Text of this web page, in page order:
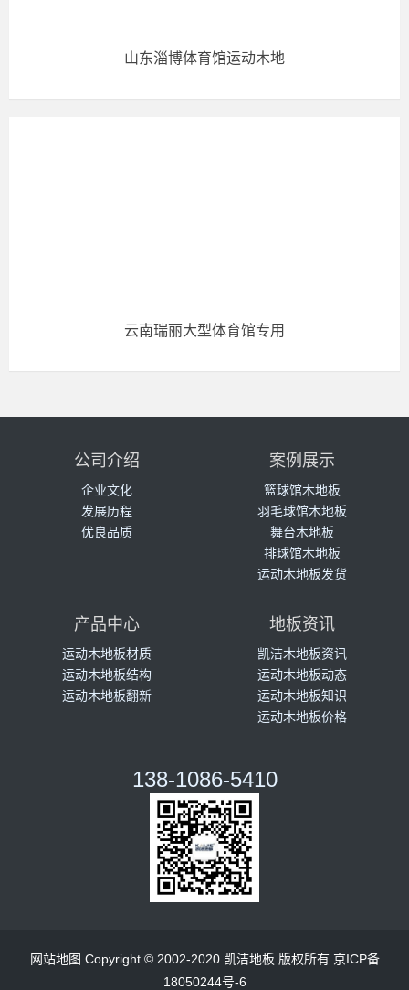
山东淄博体育馆运动木地
云南瑞丽大型体育馆专用
公司介绍
企业文化
发展历程
优良品质
案例展示
篮球馆木地板
羽毛球馆木地板
舞台木地板
排球馆木地板
运动木地板发货
产品中心
运动木地板材质
运动木地板结构
运动木地板翻新
地板资讯
凯洁木地板资讯
运动木地板动态
运动木地板知识
运动木地板价格
138-1086-5410
网站地图 Copyright © 2002-2020 凯洁地板 版权所有 京ICP备
18050244号-6